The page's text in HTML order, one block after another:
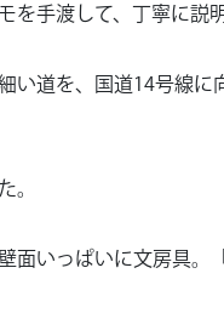
を手渡して、丁寧に説
い道を、国道14号線に
面いっぱいに文房具。